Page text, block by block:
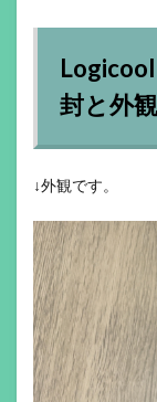
封と外観
↓外観です。